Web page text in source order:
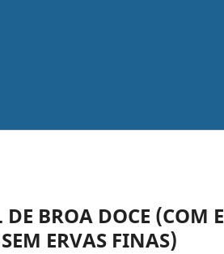
BROA DOCE (COM E
ERVAS FINAS)